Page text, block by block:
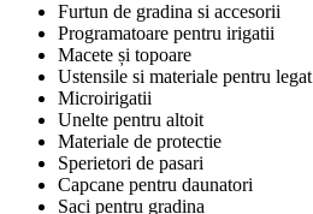
Furtun de gradina si accesorii
Programatoare pentru irigatii
Macete și topoare
Ustensile si materiale pentru legat
Microirigatii
Unelte pentru altoit
Materiale de protectie
Sperietori de pasari
Capcane pentru daunatori
Saci pentru gradina